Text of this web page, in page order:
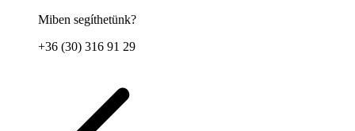
Miben segíthetünk?
+36 (30) 316 91 29